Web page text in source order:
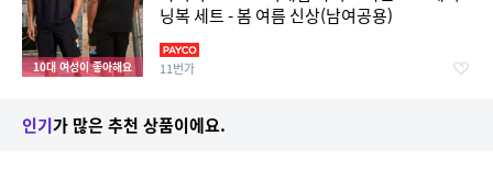
10대 여성이 좋아해요
닝복 세트 - 봄 여름 신상(남여공용)
11번가
인기가 많은 추천 상품이에요.